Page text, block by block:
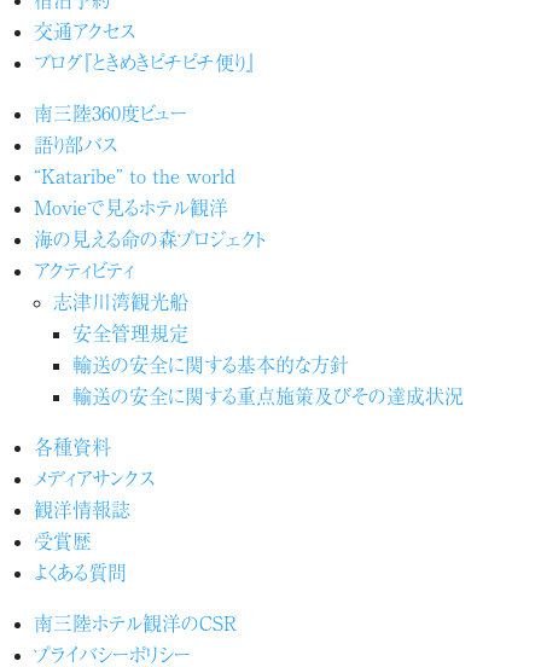
交通アクセス
ブログ『ときめきピチピチ便り』
南三陸360度ビュー
語り部バス
“Kataribe” to the world
Movieで見るホテル観洋
海の見える命の森プロジェクト
アクティビティ
志津川湾観光船
安全管理規定
輸送の安全に関する基本的な方針
輸送の安全に関する重点施策及びその達成状況
各種資料
メディアサンクス
観洋情報誌
受賞歴
よくある質問
南三陸ホテル観洋のCSR
プライバシーポリシー